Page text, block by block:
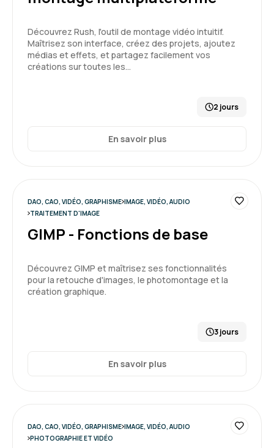
Découvrez Rush, l'outil de montage vidéo intuitif.
Maîtrisez son interface, créez des projets, ajoutez
médias et effets, et partagez facilement vos
créations sur toutes les…
2 jours
En savoir plus
DAO, CAO, VIDÉO, GRAPHISME IMAGE, VIDÉO, AUDIO
TRAITEMENT D'IMAGE
GIMP - Fonctions de base
Découvrez GIMP et maîtrisez ses fonctionnalités
pour la retouche d'images, le photomontage et la
création graphique.
3 jours
En savoir plus
DAO, CAO, VIDÉO, GRAPHISME IMAGE, VIDÉO, AUDIO
PHOTOGRAPHIE ET VIDÉO